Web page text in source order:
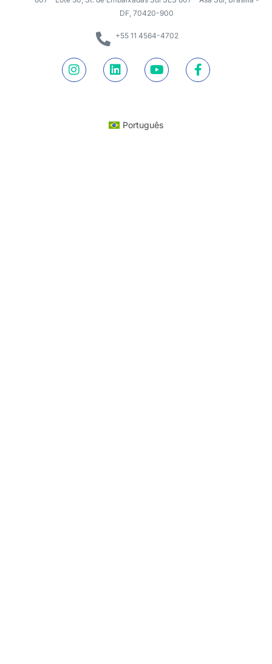
DF, 70420-900
+55 11 4564-4702
Português